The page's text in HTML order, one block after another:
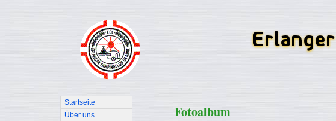
Fotoalbum
Startseite
Über uns